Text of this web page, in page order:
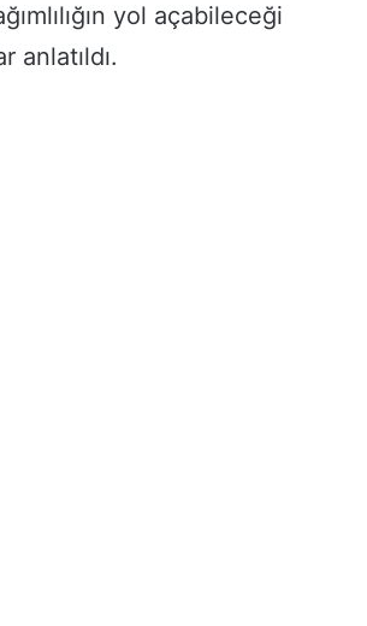
yol açabileceği
anlatıldı.